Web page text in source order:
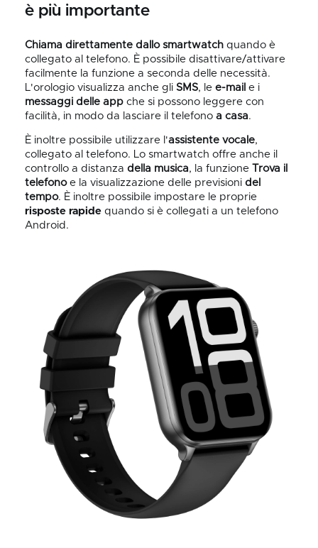
è più importante
Chiama direttamente dallo smartwatch quando è
collegato al telefono. È possibile disattivare/attivare
facilmente la funzione a seconda delle necessità.
L'orologio visualizza anche gli SMS, le e-mail e i
messaggi delle app che si possono leggere con
facilità, in modo da lasciare il telefono a casa.
È inoltre possibile utilizzare l'assistente vocale,
collegato al telefono. Lo smartwatch offre anche il
controllo a distanza della musica, la funzione Trova il
telefono e la visualizzazione delle previsioni del
tempo. È inoltre possibile impostare le proprie
risposte rapide quando si è collegati a un telefono
Android.